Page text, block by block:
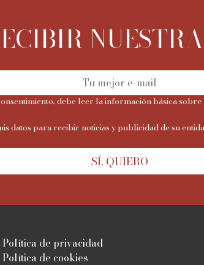
debe leer la información básica
datos para recibir noticias y publicidad de su
SÍ, QUIERO
Política de privacidad
Política de cookies